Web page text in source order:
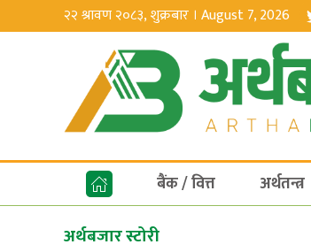
२२ श्रावण २०८३, शुक्रबार । August 7, 2026
बैंक / वित्त अर्थतन्त्र
अर्थबजार स्टोरी